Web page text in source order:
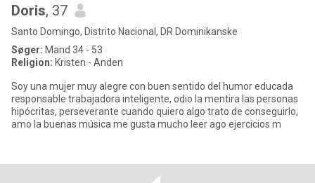
Doris, 37
Santo Domingo, Distrito Nacional, DR Dominikanske
Søger: Mand 34 - 53
Religion: Kristen - Anden
Soy una mujer muy alegre con buen sentido del humor educada
responsable trabajadora inteligente, odio la mentira las personas
hipócritas, perseverante cuando quiero algo trato de conseguirlo,
amo la buenas música me gusta mucho leer ago ejercicios m